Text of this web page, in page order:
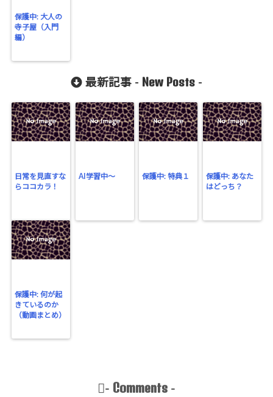
保護中: 大人の
寺子屋（入門
編）
最新記事 - New Posts -
日常を見直すな
らココカラ！
AI学習中〜 保護中: 特典１
保護中: あなた
はどっち？
保護中: 何が起
きているのか
（動画まとめ）
- Comments -